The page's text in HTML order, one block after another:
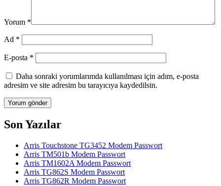
Yorum *
Ad *
E-posta *
Daha sonraki yorumlarımda kullanılması için adım, e-posta
adresim ve site adresim bu tarayıcıya kaydedilsin.
Son Yazılar
Arris Touchstone TG3452 Modem Passwort
Arris TM501b Modem Passwort
Arris TM1602A Modem Passwort
Arris TG862S Modem Passwort
Arris TG862R Modem Passwort